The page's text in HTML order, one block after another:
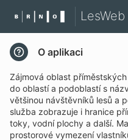
O aplikaci
Zájmová oblast
do oblastí a podoblastí s
většinou návštěvníků lesů a
služba zobrazuje i hranice
toky, vodní plochy a další.
prostorové vymezení